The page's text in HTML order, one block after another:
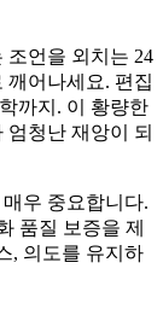
조언을 외치는 24
깨어나세요. 편집
까지. 이 황량한
청난 재앙이 되
우 중요합니다.
품질 보증을 제
, 의도를 유지하